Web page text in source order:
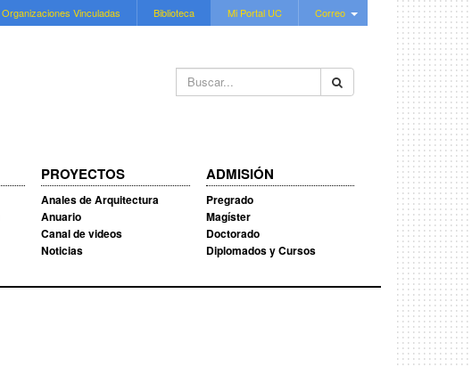
Organizaciones Vinculadas Biblioteca Mi Portal UC Correo
Buscar...
PROYECTOS
Anales de Arquitectura
Anuario
Canal de videos
Noticias
ADMISIÓN
Pregrado
Magíster
Doctorado
Diplomados y Cursos